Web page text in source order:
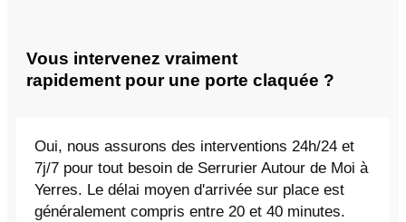
Vous intervenez vraiment
rapidement pour une porte claquée ?
Oui, nous assurons des interventions 24h/24 et
7j/7 pour tout besoin de Serrurier Autour de Moi à
Yerres. Le délai moyen d'arrivée sur place est
généralement compris entre 20 et 40 minutes.